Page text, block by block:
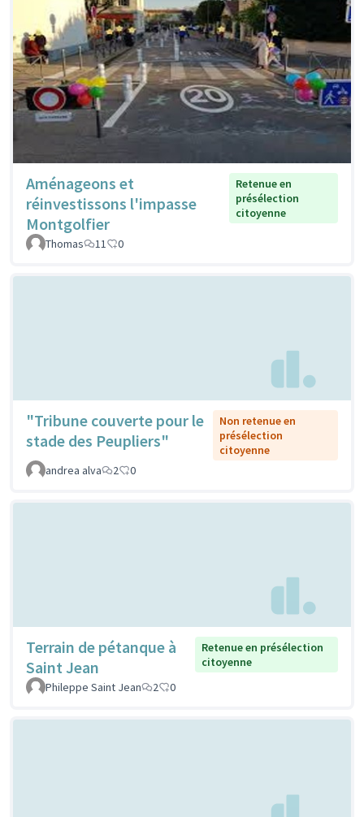
Aménageons et
réinvestissons l'impasse
Montgolfier
Retenue en
présélection
citoyenne
Thomas 11 0
"Tribune couverte pour le
stade des Peupliers"
Non retenue en
présélection
citoyenne
andrea alva
2 0
Terrain de pétanque à
Saint Jean
Retenue en présélection
citoyenne
Phileppe Saint Jean
2 0